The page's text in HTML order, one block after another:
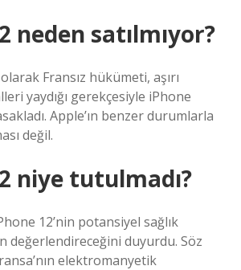
neden satılmıyor?
Fransız hükümeti, aşırı
yaydığı gerekçesiyle iPhone
Apple’ın benzer durumlarla
değil.
niye tutulmadı?
12’nin potansiyel sağlık
değerlendireceğini duyurdu. Söz
elektromanyetik